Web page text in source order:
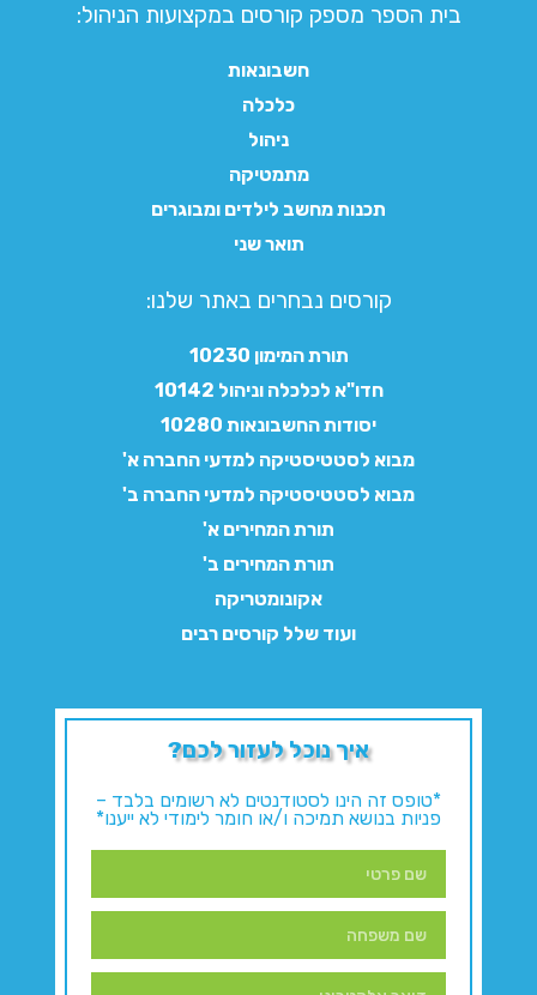
בית הספר מספק קורסים במקצועות הניהול:
חשבונאות
כלכלה
ניהול
מתמטיקה
תכנות מחשב לילדים ומבוגרים
תואר שני
קורסים נבחרים באתר שלנו:​
תורת המימון 10230
חדו"א לכלכלה וניהול 10142
יסודות החשבונאות 10280
מבוא לסטטיסטיקה למדעי החברה א'
מבוא לסטטיסטיקה למדעי החברה ב'
תורת המחירים א'
תורת המחירים ב'
אקונומטריקה
ועוד שלל קורסים רבים
איך נוכל לעזור לכם?
*טופס זה הינו לסטודנטים לא רשומים בלבד –
פניות בנושא תמיכה ו/או חומר לימודי לא ייענו*